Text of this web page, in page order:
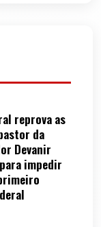
reprova as
da
Devanir
impedir